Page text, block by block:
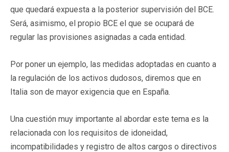
que quedará expuesta a la posterior supervisión del BCE.
Será, asimismo, el propio BCE el que se ocupará de
regular las provisiones asignadas a cada entidad.
Por poner un ejemplo, las medidas adoptadas en cuanto a
la regulación de los activos dudosos, diremos que en
Italia son de mayor exigencia que en España.
Una cuestión muy importante al abordar este tema es la
relacionada con los requisitos de idoneidad,
incompatibilidades y registro de altos cargos o directivos